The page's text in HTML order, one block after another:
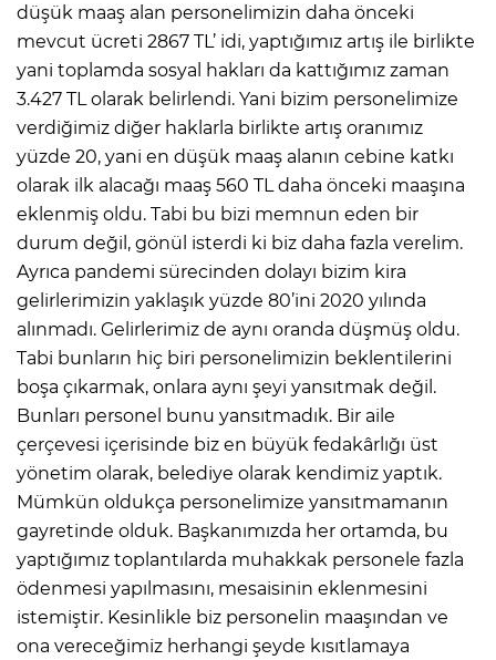
düşük maaş alan personelimizin daha önceki
mevcut ücreti 2867 TL’ idi, yaptığımız artış ile birlikte
yani toplamda sosyal hakları da kattığımız zaman
3.427 TL olarak belirlendi. Yani bizim personelimize
verdiğimiz diğer haklarla birlikte artış oranımız
yüzde 20, yani en düşük maaş alanın cebine katkı
olarak ilk alacağı maaş 560 TL daha önceki maaşına
eklenmiş oldu. Tabi bu bizi memnun eden bir
durum değil, gönül isterdi ki biz daha fazla verelim.
Ayrıca pandemi sürecinden dolayı bizim kira
gelirlerimizin yaklaşık yüzde 80’ini 2020 yılında
alınmadı. Gelirlerimiz de aynı oranda düşmüş oldu.
Tabi bunların hiç biri personelimizin beklentilerini
boşa çıkarmak, onlara aynı şeyi yansıtmak değil.
Bunları personel bunu yansıtmadık. Bir aile
çerçevesi içerisinde biz en büyük fedakârlığı üst
yönetim olarak, belediye olarak kendimiz yaptık.
Mümkün oldukça personelimize yansıtmamanın
gayretinde olduk. Başkanımızda her ortamda, bu
yaptığımız toplantılarda muhakkak personele fazla
ödenmesi yapılmasını, mesaisinin eklenmesini
istemiştir. Kesinlikle biz personelin maaşından ve
ona vereceğimiz herhangi şeyde kısıtlamaya